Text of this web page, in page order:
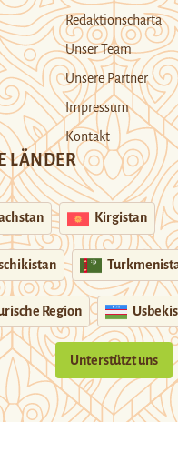
Redaktionscharta
Unser Team
Unsere Partner
Impressum
Kontakt
LÄNDER
Kirgistan
Region
Unterstützt uns